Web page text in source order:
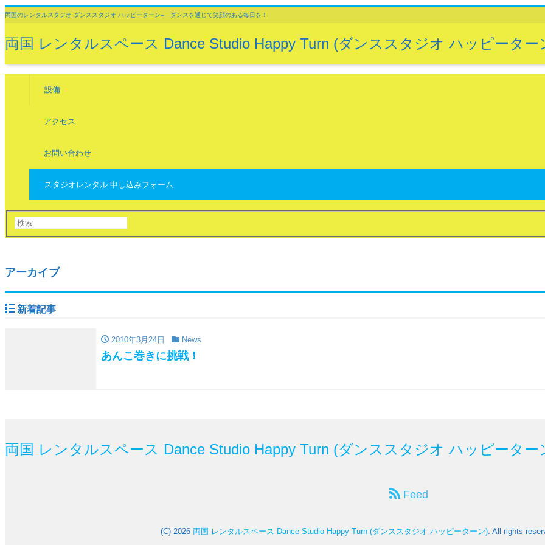
両国のレンタルスタジオ ダンススタジオ ハッピーターン– ダンスを通じて笑顔のある毎日を！
両国 レンタルスペース Dance Studio Happy Turn (ダンススタジオ ハッピーター
設備
アクセス
お問い合わせ
スタジオレンタル 申し込みフォーム
アーカイブ
新着記事
2010年3月24日 News
あんこ巻きに挑戦！
両国 レンタルスペース Dance Studio Happy Turn (ダンススタジオ ハッピーター
Feed
(C) 2026 両国 レンタルスペース Dance Studio Happy Turn (ダンススタジオ ハッピーターン). All rights